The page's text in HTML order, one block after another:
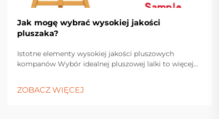
Jak mogę wybrać wysokiej jakości
pluszaka?
Istotne elementy wysokiej jakości pluszowych
kompanów Wybór idealnej pluszowej lalki to więcej
zarówno w pudłach na zabawki dzieci, jak i w
ZOBACZ WIĘCEJ